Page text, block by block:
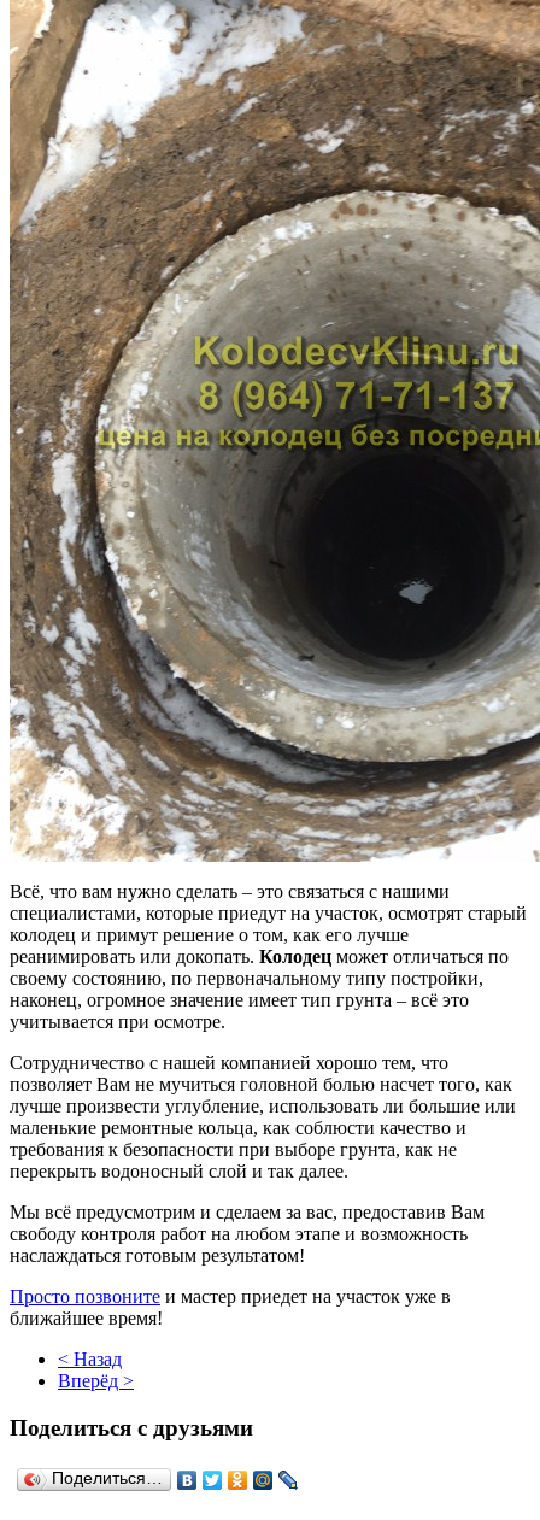
Всё, что вам нужно сделать – это связаться с нашими
специалистами, которые приедут на участок, осмотрят старый
колодец и примут решение о том, как его лучше
реанимировать или докопать. Колодец может отличаться по
своему состоянию, по первоначальному типу постройки,
наконец, огромное значение имеет тип грунта – всё это
учитывается при осмотре.
Сотрудничество с нашей компанией хорошо тем, что
позволяет Вам не мучиться головной болью насчет того, как
лучше произвести углубление, использовать ли большие или
маленькие ремонтные кольца, как соблюсти качество и
требования к безопасности при выборе грунта, как не
перекрыть водоносный слой и так далее.
Мы всё предусмотрим и сделаем за вас, предоставив Вам
свободу контроля работ на любом этапе и возможность
наслаждаться готовым результатом!
Просто позвоните и мастер приедет на участок уже в
ближайшее время!
< Назад
Вперёд >
Поделиться с друзьями
Поделиться…